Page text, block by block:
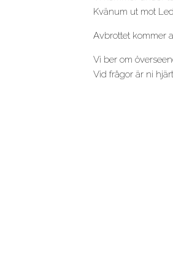
Kvänum ut mot
Avbrottet kommer
Vi ber om
Vid frågor är ni